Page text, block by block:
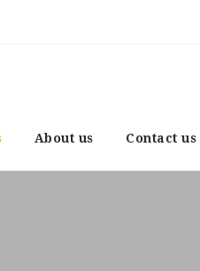
About us Contact us